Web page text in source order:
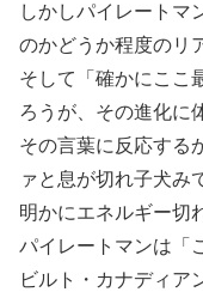
しかしパイレートマ
のかどうか程度のリ
そして「確かにここ
ろうが、その進化に
その言葉に反応する
ァと息が切れ子犬み
明かにエネルギー切
パイレートマンは「
ビルト・カナディア